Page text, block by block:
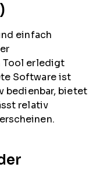
einfach
Tool erledigt
Software ist
bedienbar, bietet
relativ